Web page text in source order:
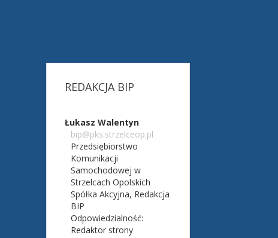
REDAKCJABIP
Łukasz Walentyn
bip@pks.strzelceop.pl
Przedsiębiorstwo
Komunikacji
Samochodowej w
Strzelcach Opolskich
Spółka Akcyjna, Redakcja
BIP
Odpowiedzialność:
Redaktor strony